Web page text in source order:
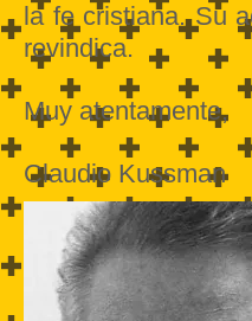
la fe cristiana. Su
revindica.
Muy atentamente,
Claudio Kussman